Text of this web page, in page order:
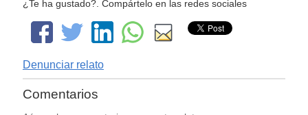
¿Te ha gustado?. Compártelo en las redes sociales
Denunciar relato
Comentarios